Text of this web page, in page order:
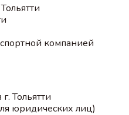
компанией
Тольятти
юридических лиц)